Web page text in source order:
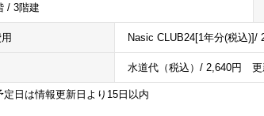
/ 3階建
Nasic CLUB24[1年分(税込
水道代（税込）/ 2,640円 更
日は情報更新日より15日以内